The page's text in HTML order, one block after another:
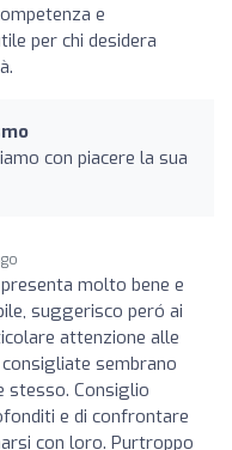
e
per chi desidera
con piacere la sua
molto bene e
suggerisco peró ai
attenzione alle
sembrano
stesso. Consiglio
e di confrontare
con loro. Purtroppo